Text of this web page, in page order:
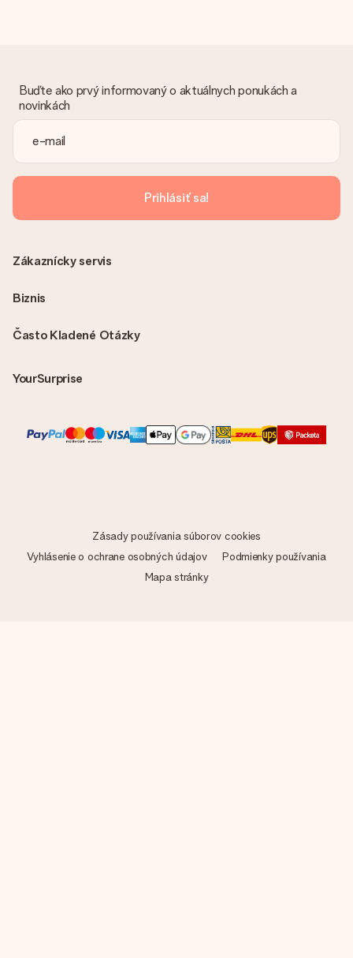
Je faktúra odoslaná spolu s objednávkou?
S objednávkou nie je odoslaná žiadna faktúra. Faktúru
svojom účte MySurprise. To znamená, že môžete mať dar
doručený priamo príjemcovi, čo z neho robí skutočné
prekvapenie!
Buďte ako prvý informovaný o aktuálnych ponukách a
novinkách
Prihlásiť sa!
Často Kladené Otázky
YourSurprise
Zákaznícky servis
Biznis
Zásady používania súborov cookies
Vyhlásenie o ochrane osobných údajov
Podmienky používania
Mapa stránky